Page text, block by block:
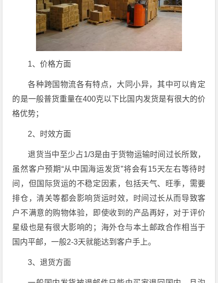
1、价格方面
各种跨国物流各有特点，大同小异，其中可以肯定
的是一般普货重量在400克以下比国内发货是有很大的价
格优势；
2、时效方面
退货当中至少占1/3是由于货物运输时间过长所致，
虽然客户预期“从中国海运发货”将会有15天左右等待时
间，但国际货运的不稳定因素，包括天气、旺季，需要
排仓，清关等都会影响货运时效，时间过长从而导致客
户不满意的购物体验，即使收到的产品再好，对于评价
星级也是有很大影响的；海外仓与本土邮政合作相当于
国内平邮，一般2-3天就能达到客户手上。
3、退货方面